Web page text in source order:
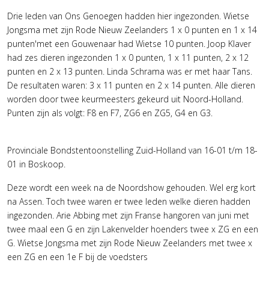
Drie leden van Ons Genoegen hadden hier ingezonden. Wietse
Jongsma met zijn Rode Nieuw Zeelanders 1 x 0 punten en 1 x 14
punten'met een Gouwenaar had Wietse 10 punten. Joop Klaver
had zes dieren ingezonden 1 x 0 punten, 1 x 11 punten, 2 x 12
punten en 2 x 13 punten. Linda Schrama was er met haar Tans.
De resultaten waren: 3 x 11 punten en 2 x 14 punten. Alle dieren
worden door twee keurmeesters gekeurd uit Noord-Holland.
Punten zijn als volgt: F8 en F7, ZG6 en ZG5, G4 en G3.
Provinciale Bondstentoonstelling Zuid-Holland van 16-01 t/m 18-
01 in Boskoop.
Deze wordt een week na de Noordshow gehouden. Wel erg kort
na Assen. Toch twee waren er twee leden welke dieren hadden
ingezonden. Arie Abbing met zijn Franse hangoren van juni met
twee maal een G en zijn Lakenvelder hoenders twee x ZG en een
G. Wietse Jongsma met zijn Rode Nieuw Zeelanders met twee x
een ZG en een 1e F bij de voedsters